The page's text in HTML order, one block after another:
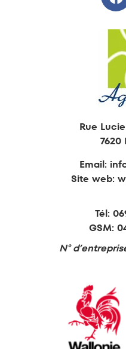
Rue
7620
Email:
Site web:
Tél:
GSM:
N°